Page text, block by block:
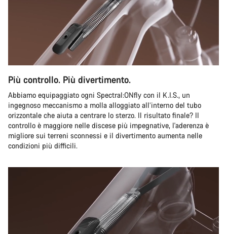
Più controllo. Più divertimento.
Abbiamo equipaggiato ogni Spectral:ONfly con il K.I.S., un
ingegnoso meccanismo a molla alloggiato all’interno del tubo
orizzontale che aiuta a centrare lo sterzo. Il risultato finale? Il
controllo è maggiore nelle discese più impegnative, l'aderenza è
migliore sui terreni sconnessi e il divertimento aumenta nelle
condizioni più difficili.